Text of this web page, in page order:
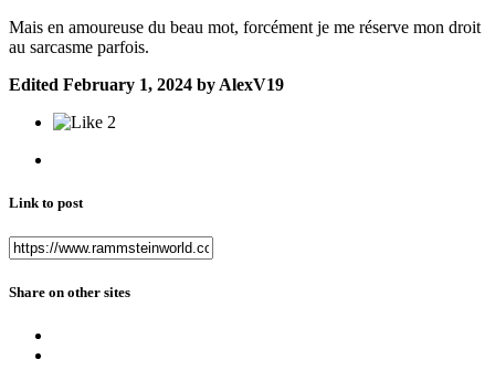
Mais en amoureuse du beau mot, forcément je me réserve mon droit
au sarcasme parfois.
Edited February 1, 2024 by AlexV19
2
Link to post
Share on other sites